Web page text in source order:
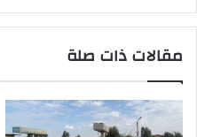
مقالات ذات صلة